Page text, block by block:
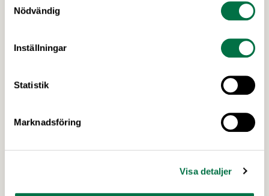
Nödvändig
Inställningar
Statistik
Marknadsföring
Visa detaljer
möjliggöra en sund och säker arbetsmiljö. Heléne
utbildad högskoleingenjör (BSc) inom maskinteknik
Allt innehåll
Arbetsmiljöarbete i det lilla företaget – så kommer
Arbetsmiljönätverket
Bageri & arbetsmiljö